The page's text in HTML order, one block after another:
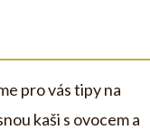
pro vás tipy na
kaši s ovocem a